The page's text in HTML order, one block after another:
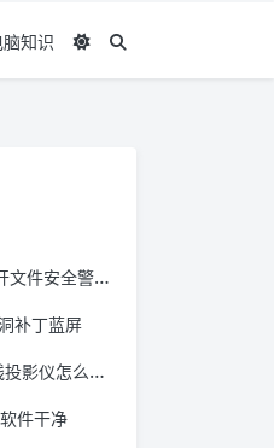
脑知识
怎么关闭win11
补丁蓝屏
仪怎么连接
件干净